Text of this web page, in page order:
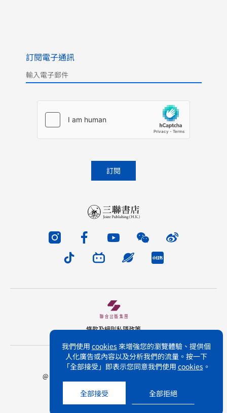
我們使用 cookies 來增強您的瀏覽體驗、提供個
人化廣告或內容以及分析我們的流量。按一下
「全部接受」即表示您同意我們使用 cookies 。
全部接受 全部拒絕
訂閱電子通訊
版權所有 不得轉載 三聯書店(香港)有限公司
@ Joint Publishing (Hong Kong) Company Limited.
All rights reserved.
條款及細則私隱政策